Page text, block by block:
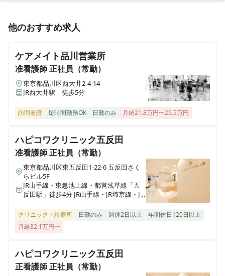
医療施設型ホスピス 医心館府中
医療施設型ホスピス 医心館加古川
兵庫県加古川市加古川町北在家2315番地の1
滋賀県草津市追分南二丁目３番17号
医療施設型ホスピス 医心館所沢
埼玉県所沢市大字北秋津８２２番
医療施設型ホスピス 医心館経堂
東京都世田谷区宮坂三丁目2-8
株式会社アンビスホールディングス 本社
東京都中央区京橋一丁目6-1 三井住友海上テプコビル 7階
医療施設型ホスピス 医心館瑞江
東京都江戸川区南篠崎町4丁目17番1号
准看護師 正社員（常勤）
【品川区 / 大井町駅】日勤のみ常勤 / 医療施設型ホスピ
正看護師 正社員（常勤）
【品川区 / 大井町駅】日勤のみ常勤 / 医療施設型ホスピ
ス / 施設専従看護師
正看護師 正社員（常勤）
【品川区 / 大井町駅】夜勤・オンコールなし◎月給58.6
万円～◎医療施設型ホスピスで看護管理者のお仕事
【品川区 / 大井町駅】夜勤・オンコールなし◎月給43.7
万円～◎看護知識を活かした地域連携看護師のお仕事
正看護師 パート・アルバイト
他のおすすめ求人
ケアメイト品川営業所
准看護師正社員（常勤）
東京都品川区⻄大井2-4-14
JR西大井駅 徒歩5分
訪問看護 短時間勤務OK 日勤のみ 月給21.8万円〜29.5万円
ハピコワクリニック五反田
准看護師正社員（常勤）
東京都品川区東五反田1-22-6 五反田さく
らビル5F
JR山手線・東急池上線・都営浅草線「五
反田駅」徒歩4分 JR山手線・JR埼京線・JR
かい線「大崎駅」徒歩8分
クリニック・診療所 日勤のみ 週休2日以上
年間休日120日以上
月給32.1万円〜
ハピコワクリニック五反田
正看護師正社員（常勤）